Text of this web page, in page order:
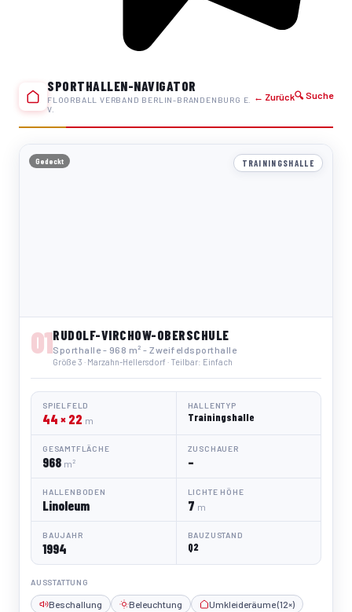
SPORTHALLEN-NAVIGATOR
FLOORBALL VERBAND BERLIN-BRANDENBURG E.
V.
← Zurück🔍 Suche
TRAININGSHALLE
Gedeckt
01RUDOLF-VIRCHOW-OBERSCHULE
Sporthalle - 968 m² - Zweifeldsporthalle
Größe 3 · Marzahn-Hellersdorf · Teilbar: Einfach
SPIELFELD
44 × 22 m
HALLENTYP
Trainingshalle
GESAMTFLÄCHE
968 m²
ZUSCHAUER
–
HALLENBODEN
Linoleum
LICHTE HÖHE
7 m
BAUJAHR
1994
BAUZUSTAND
Q2
AUSSTATTUNG
Beschallung Beleuchtung
Umkleideräume (12×)